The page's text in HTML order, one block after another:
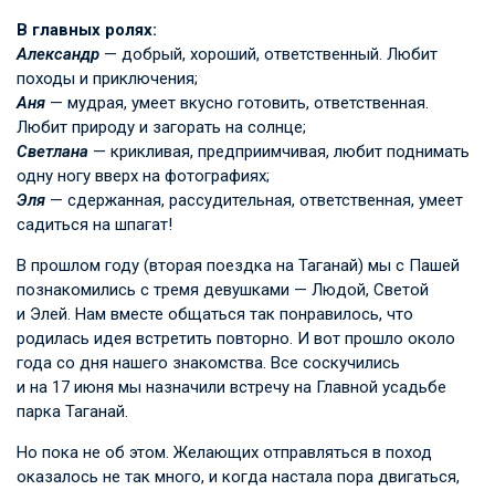
В главных ролях:
Александр — добрый, хороший, ответственный. Любит
походы и приключения;
Аня — мудрая, умеет вкусно готовить, ответственная.
Любит природу и загорать на солнце;
Светлана — крикливая, предприимчивая, любит поднимать
одну ногу вверх на фотографиях;
Эля — сдержанная, рассудительная, ответственная, умеет
садиться на шпагат!
В прошлом году (вторая поездка на Таганай) мы с Пашей
познакомились с тремя девушками — Людой, Светой
и Элей. Нам вместе общаться так понравилось, что
родилась идея встретить повторно. И вот прошло около
года со дня нашего знакомства. Все соскучились
и на 17 июня мы назначили встречу на Главной усадьбе
парка Таганай.
Но пока не об этом. Желающих отправляться в поход
оказалось не так много, и когда настала пора двигаться,